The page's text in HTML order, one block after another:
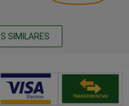
SIMILARES
seguros